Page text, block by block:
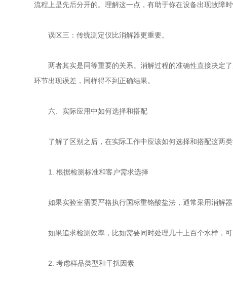
流程上是先后分开的。理解这一点，有助于你在设备出现故障
误区三：传统测定仪比消解器更重要。
两者其实是同等重要的关系。消解过程的准确性直接决定了
环节出现误差，同样得不到正确结果。
六、实际应用中如何选择和搭配
了解了区别之后，在实际工作中应该如何选择和搭配这两类
1. 根据检测标准和客户需求选择
如果实验室需要严格执行国标重铬酸盐法，通常采用消解器
如果追求检测效率，比如需要同时处理几十上百个水样，可
2. 考虑样品类型和干扰因素